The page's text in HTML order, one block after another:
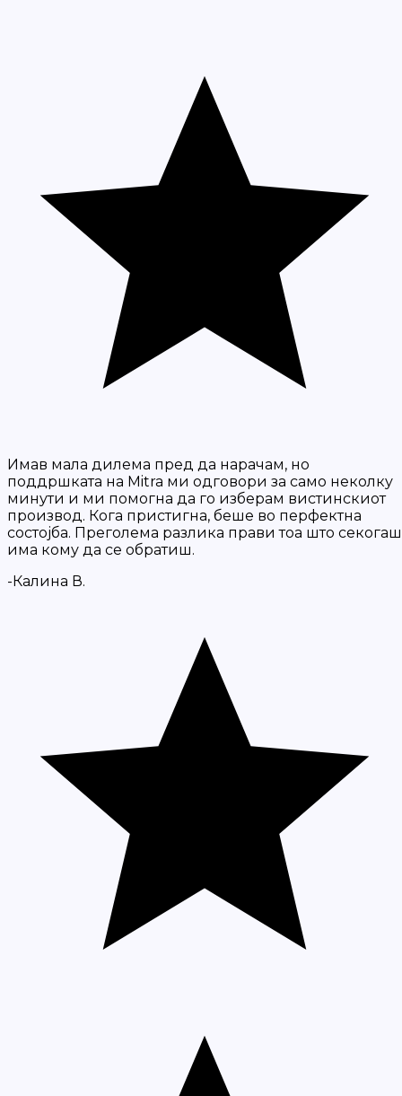
Имав мала дилема пред да нарачам, но
поддршката на Mitra ми одговори за само неколку
минути и ми помогна да го изберам вистинскиот
производ. Кога пристигна, беше во перфектна
состојба. Преголема разлика прави тоа што секогаш
има кому да се обратиш.
-Калина В.